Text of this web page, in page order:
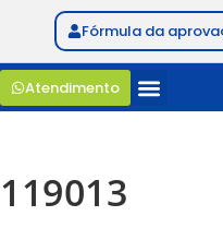
Fórmula da
Atendimento
119013